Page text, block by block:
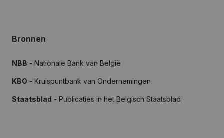
Bronnen
NBB - Nationale Bank van België
KBO - Kruispuntbank van Ondernemingen
Staatsblad - Publicaties in het Belgisch Staatsblad